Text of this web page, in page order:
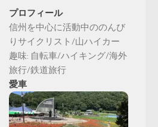
プロフィール
信州を中心に活動中ののんび
りサイクリスト/山ハイカー
趣味: 自転車/ハイキング/海外
旅行/鉄道旅行
愛車